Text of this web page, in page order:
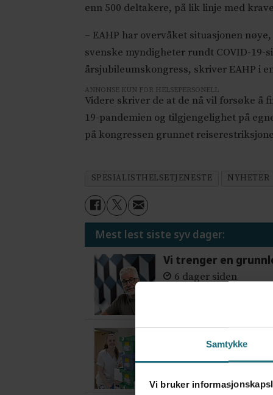
Samtykke
Vi bruker
enn 500 deltakere, på lik linje med
– EAHP har overvåket situasjonen
svenske myndigheter rundt COVID-19-
årsjubileumskongress, skriver EAHP i
ANNONSE KUN FOR HELSEPERSONELL
Videre skriver de at de nå vil forsøke å
19-pandemien og tilgjengelighet på
på kongressen grunnet
SPESIALISTHELSETJENESTE NYHETER
Mest lest siste syv dager:
Vi trenger en
6 dager siden
6 dager siden